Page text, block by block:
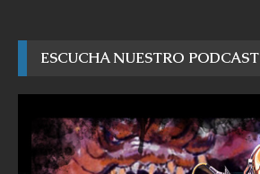
ESCUCHA NUESTRO PODCAST